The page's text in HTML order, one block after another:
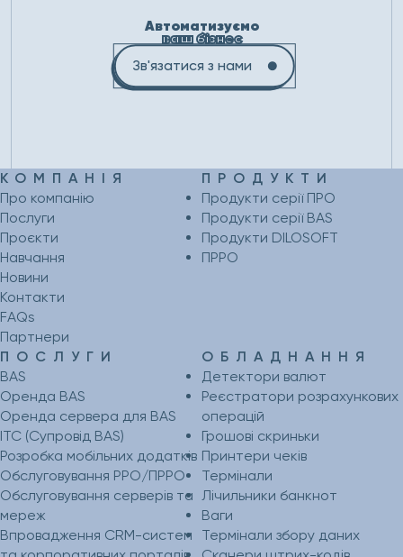
Автоматизуємо
ваш бізнес
Зв'язатися з нами
КОМПАНІЯ
Про компанію
Послуги
Проєкти
Навчання
Новини
Контакти
FAQs
Партнери
ПОСЛУГИ
BAS
Оренда BAS
Оренда сервера для BAS
ІТС (Супровід BAS)
Розробка мобільних додатків
Обслуговування РРО/ПРРО
Обслуговування серверів та
мереж
Впровадження CRM-систем
ОБЛАДНАННЯ
Детектори валют
Реєстратори розрахункових
операцій
Грошові скриньки
Принтери чеків
Термінали
Лічильники банкнот
Ваги
Термінали збору даних
ПРОДУКТИ
Продукти серії ПРО
Продукти серії BAS
Продукти DILOSOFT
ПРРО